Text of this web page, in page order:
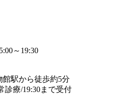
～19:30
駅から徒歩約5分
診療/19:30まで受付